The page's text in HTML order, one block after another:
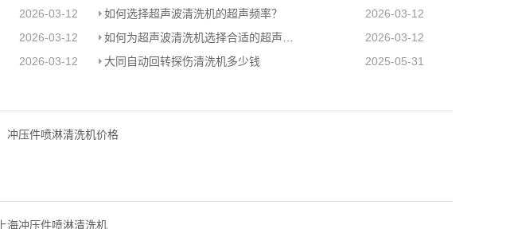
2026-03-12 如何选择超声波清洗机的超声频率？
2026-03-12
2026-03-12
2026-03-12
2026-03-12 大同自动回转探伤清洗机多少钱 2025-05-31
冲压件喷淋清洗机价格
上海冲压件喷淋清洗机